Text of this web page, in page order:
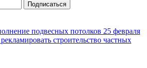
Подписаться
подвесных потолков 25 февраля
строительство частных